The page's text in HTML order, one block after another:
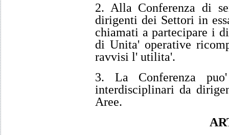
2. Alla Conferenza di
dirigenti dei Settori in
chiamati a partecipare i
di Unita' operative
ravvisi l' utilita'.
3. La Conferenza
interdisciplinari da
Aree.